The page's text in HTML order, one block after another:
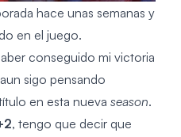
hace unas semanas y
en el juego.
conseguido mi victoria
sigo pensando
en esta nueva season.
, tengo que decir que